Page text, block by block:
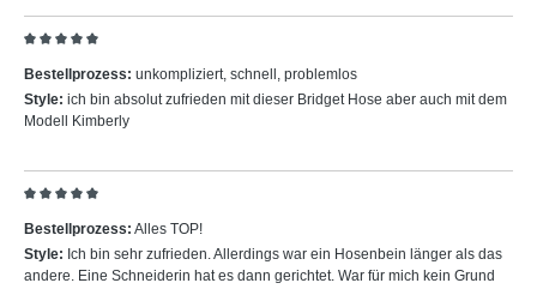
Bestellprozess: unkompliziert, schnell, problemlos
Style: ich bin absolut zufrieden mit dieser Bridget Hose aber auch mit dem
Modell Kimberly
Bestellprozess: Alles TOP!
Style: Ich bin sehr zufrieden. Allerdings war ein Hosenbein länger als das
andere. Eine Schneiderin hat es dann gerichtet. War für mich kein Grund